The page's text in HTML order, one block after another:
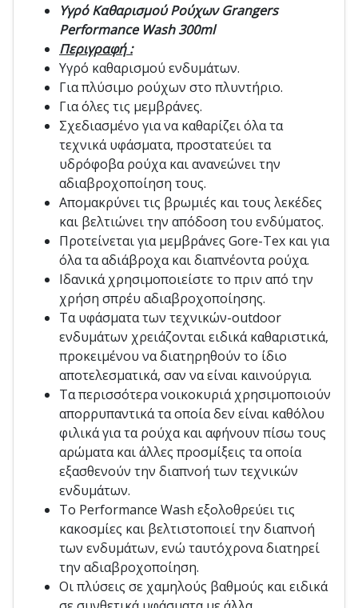
Υγρό Καθαρισμού Ρούχων Grangers
Performance Wash 300ml
Περιγραφή :
Υγρό καθαρισμού ενδυμάτων.
Για πλύσιμο ρούχων στο πλυντήριο.
Για όλες τις μεμβράνες.
Σχεδιασμένο για να καθαρίζει όλα τα
τεχνικά υφάσματα, προστατεύει τα
υδρόφοβα ρούχα και ανανεώνει την
αδιαβροχοποίηση τους.
Απομακρύνει τις βρωμιές και τους λεκέδες
και βελτιώνει την απόδοση του ενδύματος.
Προτείνεται για μεμβράνες Gore-Tex και για
όλα τα αδιάβροχα και διαπνέοντα ρούχα.
Ιδανικά χρησιμοποιείστε το πριν από την
χρήση σπρέυ αδιαβροχοποίησης.
Τα υφάσματα των τεχνικών-outdoor
ενδυμάτων χρειάζονται ειδικά καθαριστικά,
προκειμένου να διατηρηθούν το ίδιο
αποτελεσματικά, σαν να είναι καινούργια.
Τα περισσότερα νοικοκυριά χρησιμοποιούν
απορρυπαντικά τα οποία δεν είναι καθόλου
φιλικά για τα ρούχα και αφήνουν πίσω τους
αρώματα και άλλες προσμίξεις τα οποία
εξασθενούν την διαπνοή των τεχνικών
ενδυμάτων.
Το Performance Wash εξολοθρεύει τις
κακοσμίες και βελτιστοποιεί την διαπνοή
των ενδυμάτων, ενώ ταυτόχρονα διατηρεί
την αδιαβροχοποίηση.
Οι πλύσεις σε χαμηλούς βαθμούς και ειδικά